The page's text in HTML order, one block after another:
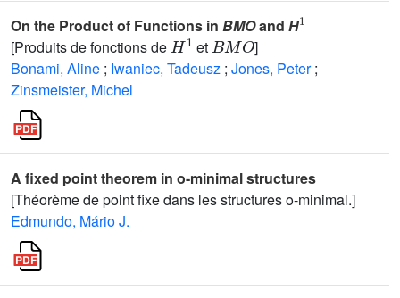
On the Product of Functions in BMOand H
1
[Produits de fonctions de
H1
et
BMO
]
Bonami, Aline ; Iwaniec, Tadeusz ; Jones, Peter ;
Zinsmeister, Michel
A fixed point theorem in o-minimal structures
[Théorème de point fixe dans les structures o-minimal.]
Edmundo, Mário J.